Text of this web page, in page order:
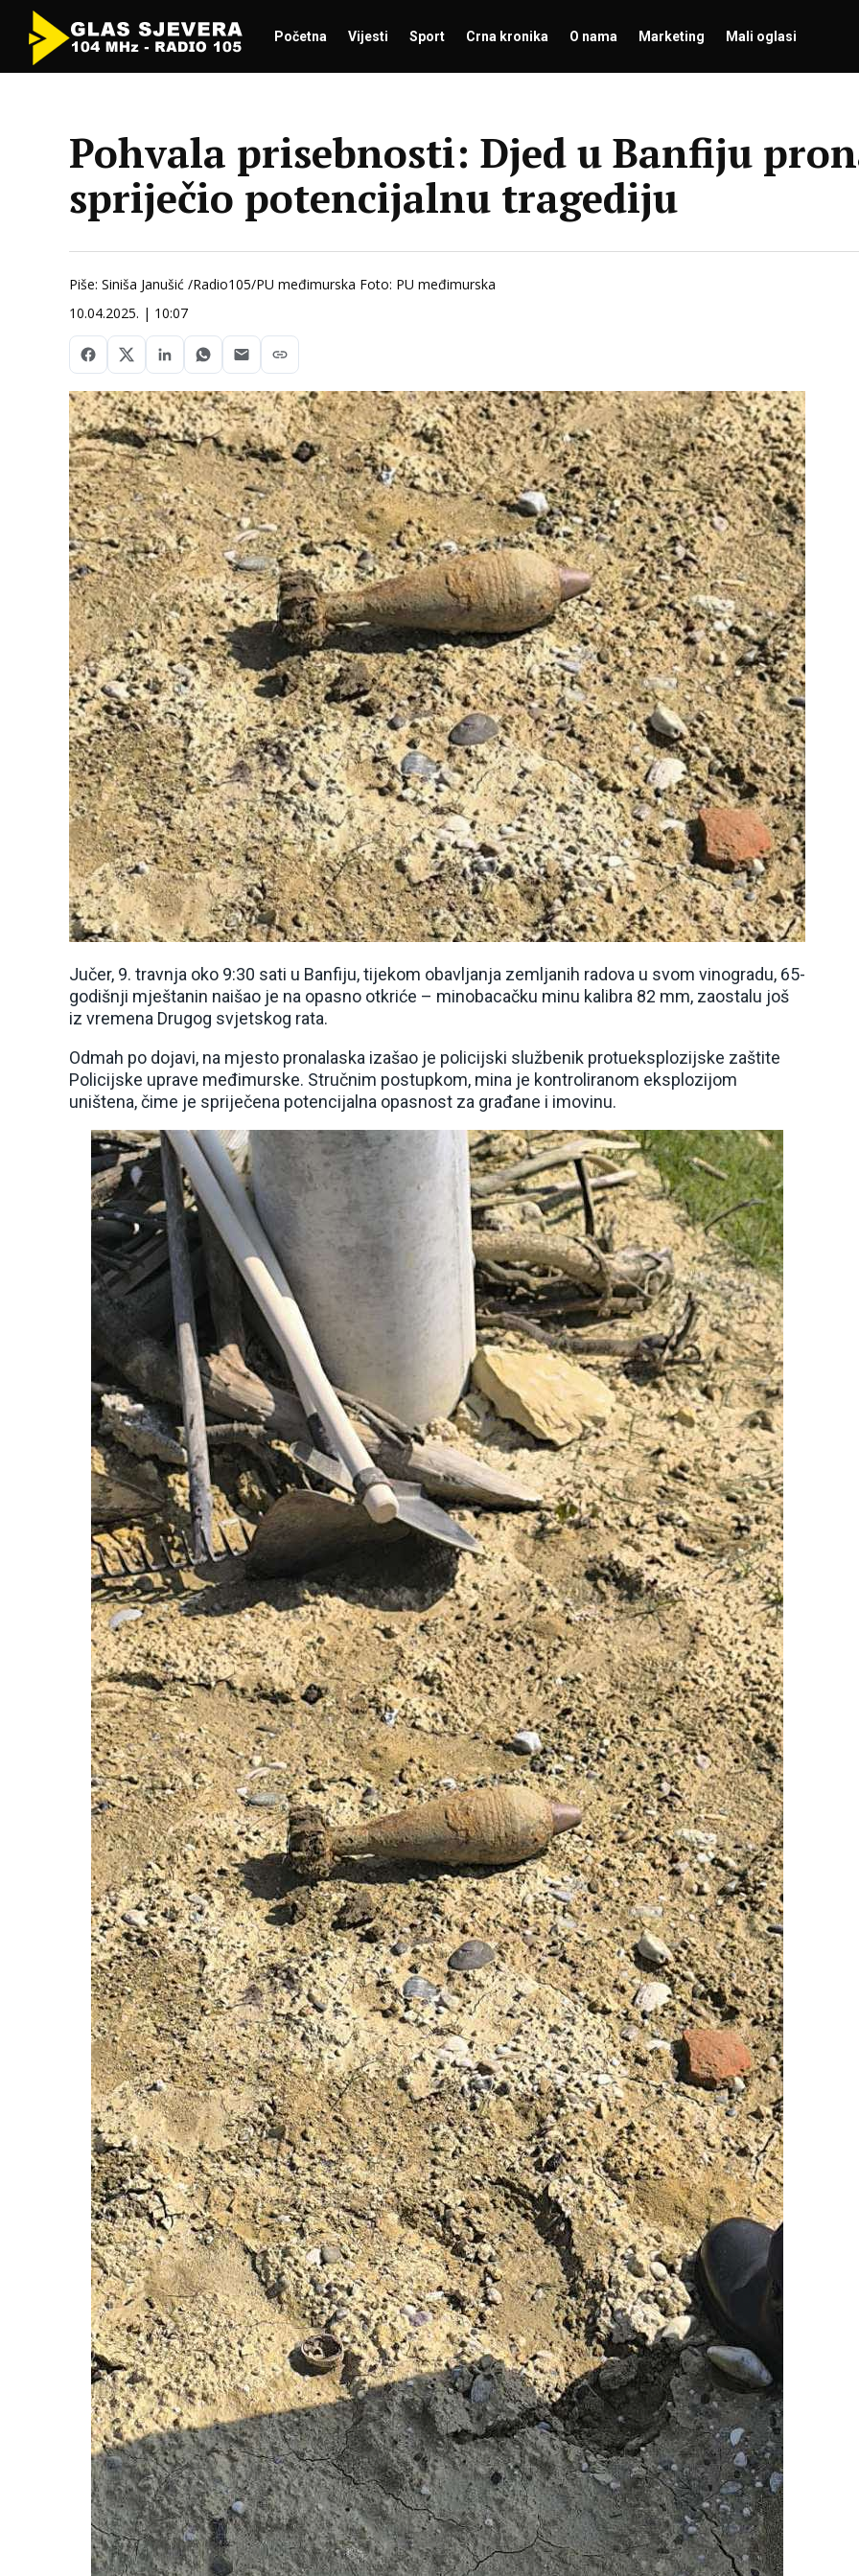
Početna Vijesti Sport Crna kronika O nama Marketing Mali oglasi
Pohvala prisebnosti: Djed u Banfiju
spriječio potencijalnu tragediju
Piše: Siniša Janušić /Radio105/PU međimurska Foto: PU međimurska
10.04.2025. | 10:07
Jučer, 9. travnja oko 9:30 sati u Banfiju, tijekom obavljanja zemljanih radova u svom vinogradu, 65-
godišnji mještanin naišao je na opasno otkriće – minobacačku minu kalibra 82 mm, zaostalu još
iz vremena Drugog svjetskog rata.
Odmah po dojavi, na mjesto pronalaska izašao je policijski službenik protueksplozijske zaštite
Policijske uprave međimurske. Stručnim postupkom, mina je kontroliranom eksplozijom
uništena, čime je spriječena potencijalna opasnost za građane i imovinu.